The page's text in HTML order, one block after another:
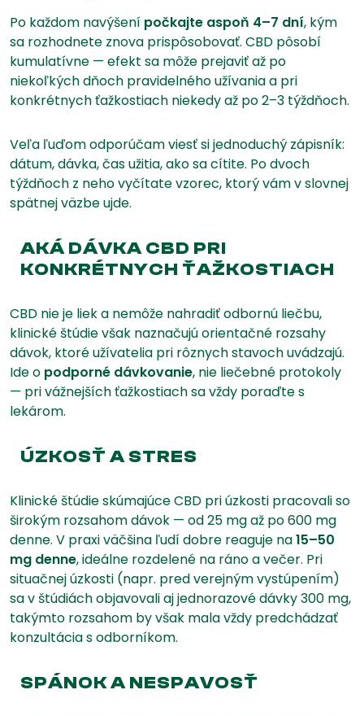
Po každom navýšení počkajte aspoň 4–7 dní, kým
sa rozhodnete znova prispôsobovať. CBD pôsobí
kumulatívne — efekt sa môže prejaviť až po
niekoľkých dňoch pravidelného užívania a pri
konkrétnych ťažkostiach niekedy až po 2–3 týždňoch.
Veľa ľuďom odporúčam viesť si jednoduchý zápisník:
dátum, dávka, čas užitia, ako sa cítite. Po dvoch
týždňoch z neho vyčítate vzorec, ktorý vám v slovnej
spätnej väzbe ujde.
AKÁ DÁVKA CBD PRI
KONKRÉTNYCH ŤAŽKOSTIACH
CBD nie je liek a nemôže nahradiť odbornú liečbu,
klinické štúdie však naznačujú orientačné rozsahy
dávok, ktoré užívatelia pri rôznych stavoch uvádzajú.
Ide o podporné dávkovanie, nie liečebné protokoly
— pri vážnejších ťažkostiach sa vždy poraďte s
lekárom.
ÚZKOSŤ A STRES
Klinické štúdie skúmajúce CBD pri úzkosti pracovali so
širokým rozsahom dávok — od 25 mg až po 600 mg
denne. V praxi väčšina ľudí dobre reaguje na15–50
mg denne, ideálne rozdelené na ráno a večer. Pri
situačnej úzkosti (napr. pred verejným vystúpením)
sa v štúdiách objavovali aj jednorazové dávky 300 mg,
takýmto rozsahom by však mala vždy predchádzať
konzultácia s odborníkom.
SPÁNOK A NESPAVOSŤ